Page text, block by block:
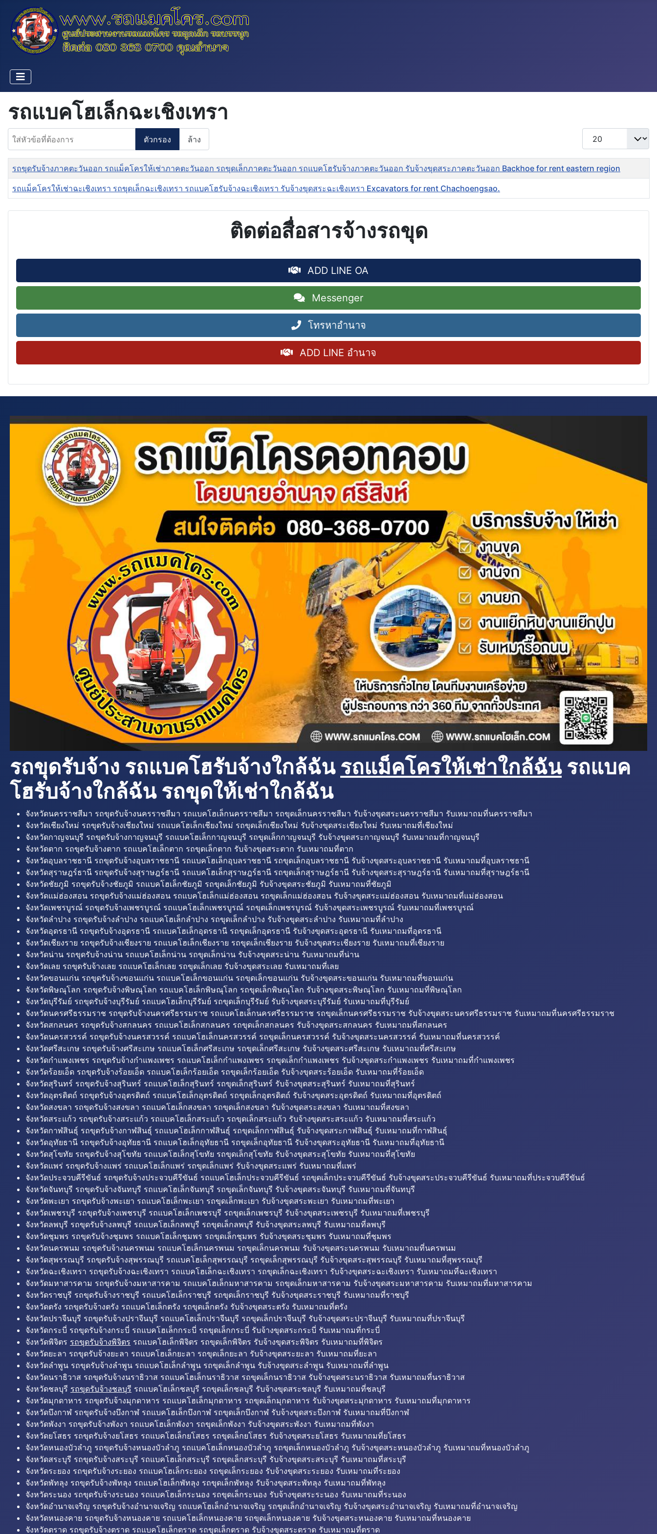
รถแบคโฮเล็กฉะเชิงเทรา
ใส่หัวข้อที่ต้องการ
ตัวกรอง ล้าง
แสดง #
ชื่อ
รถขุดรับจ้างภาคตะวันออก รถแม็คโครให้เช่าภาคตะวันออก รถขุดเล็กภาคตะวันออก รถแบคโฮรับจ้างภาคตะวันออก รับจ้างขุดสระภาคตะวันออก Backhoe for rent eastern region
รถแม็คโครให้เช่าฉะเชิงเทรา รถขุดเล็กฉะเชิงเทรา รถแบคโฮรับจ้างฉะเชิงเทรา รับจ้างขุดสระฉะเชิงเทรา Excavators for rent Chachoengsao.
ติดต่อสื่อสารจ้างรถขุด
ADD LINE OA
Messenger
โทรหาอำนาจ
ADD LINE อำนาจ
รถขุดรับจ้าง รถแบคโฮรับจ้างใกล้ฉัน รถแม็คโครให้เช่าใกล้ฉันรถแบค
โฮรับจ้างใกล้ฉัน รถขุดให้เช่าใกล้ฉัน
จังหวัดนครราชสีมา รถขุดรับจ้างนครราชสีมา รถแบคโฮเล็กนครราชสีมา รถขุดเล็กนครราชสีมา รับจ้างขุดสระนครราชสีมา รับเหมาถมที่นครราชสีมา
จังหวัดเชียงใหม่ รถขุดรับจ้างเชียงใหม่ รถแบคโฮเล็กเชียงใหม่ รถขุดเล็กเชียงใหม่ รับจ้างขุดสระเชียงใหม่ รับเหมาถมที่เชียงใหม่
จังหวัดกาญจนบุรี รถขุดรับจ้างกาญจนบุรี รถแบคโฮเล็กกาญจนบุรี รถขุดเล็กกาญจนบุรี รับจ้างขุดสระกาญจนบุรี รับเหมาถมที่กาญจนบุรี
จังหวัดตาก รถขุดรับจ้างตาก รถแบคโฮเล็กตาก รถขุดเล็กตาก รับจ้างขุดสระตาก รับเหมาถมที่ตาก
จังหวัดอุบลราชธานี รถขุดรับจ้างอุบลราชธานี รถแบคโฮเล็กอุบลราชธานี รถขุดเล็กอุบลราชธานี รับจ้างขุดสระอุบลราชธานี รับเหมาถมที่อุบลราชธานี
จังหวัดสุราษฎร์ธานี รถขุดรับจ้างสุราษฎร์ธานี รถแบคโฮเล็กสุราษฎร์ธานี รถขุดเล็กสุราษฎร์ธานี รับจ้างขุดสระสุราษฎร์ธานี รับเหมาถมที่สุราษฎร์ธานี
จังหวัดชัยภูมิ รถขุดรับจ้างชัยภูมิ รถแบคโฮเล็กชัยภูมิ รถขุดเล็กชัยภูมิ รับจ้างขุดสระชัยภูมิ รับเหมาถมที่ชัยภูมิ
จังหวัดแม่ฮ่องสอน รถขุดรับจ้างแม่ฮ่องสอน รถแบคโฮเล็กแม่ฮ่องสอน รถขุดเล็กแม่ฮ่องสอน รับจ้างขุดสระแม่ฮ่องสอน รับเหมาถมที่แม่ฮ่องสอน
จังหวัดเพชรบูรณ์ รถขุดรับจ้างเพชรบูรณ์ รถแบคโฮเล็กเพชรบูรณ์ รถขุดเล็กเพชรบูรณ์ รับจ้างขุดสระเพชรบูรณ์ รับเหมาถมที่เพชรบูรณ์
จังหวัดลำปาง รถขุดรับจ้างลำปาง รถแบคโฮเล็กลำปาง รถขุดเล็กลำปาง รับจ้างขุดสระลำปาง รับเหมาถมที่ลำปาง
จังหวัดอุดรธานี รถขุดรับจ้างอุดรธานี รถแบคโฮเล็กอุดรธานี รถขุดเล็กอุดรธานี รับจ้างขุดสระอุดรธานี รับเหมาถมที่อุดรธานี
จังหวัดเชียงราย รถขุดรับจ้างเชียงราย รถแบคโฮเล็กเชียงราย รถขุดเล็กเชียงราย รับจ้างขุดสระเชียงราย รับเหมาถมที่เชียงราย
จังหวัดน่าน รถขุดรับจ้างน่าน รถแบคโฮเล็กน่าน รถขุดเล็กน่าน รับจ้างขุดสระน่าน รับเหมาถมที่น่าน
จังหวัดเลย รถขุดรับจ้างเลย รถแบคโฮเล็กเลย รถขุดเล็กเลย รับจ้างขุดสระเลย รับเหมาถมที่เลย
จังหวัดขอนแก่น รถขุดรับจ้างขอนแก่น รถแบคโฮเล็กขอนแก่น รถขุดเล็กขอนแก่น รับจ้างขุดสระขอนแก่น รับเหมาถมที่ขอนแก่น
จังหวัดพิษณุโลก รถขุดรับจ้างพิษณุโลก รถแบคโฮเล็กพิษณุโลก รถขุดเล็กพิษณุโลก รับจ้างขุดสระพิษณุโลก รับเหมาถมที่พิษณุโลก
จังหวัดบุรีรัมย์ รถขุดรับจ้างบุรีรัมย์ รถแบคโฮเล็กบุรีรัมย์ รถขุดเล็กบุรีรัมย์ รับจ้างขุดสระบุรีรัมย์ รับเหมาถมที่บุรีรัมย์
จังหวัดนครศรีธรรมราช รถขุดรับจ้างนครศรีธรรมราช รถแบคโฮเล็กนครศรีธรรมราช รถขุดเล็กนครศรีธรรมราช รับจ้างขุดสระนครศรีธรรมราช รับเหมาถมที่นครศรีธรรมราช
จังหวัดสกลนคร รถขุดรับจ้างสกลนคร รถแบคโฮเล็กสกลนคร รถขุดเล็กสกลนคร รับจ้างขุดสระสกลนคร รับเหมาถมที่สกลนคร
จังหวัดนครสวรรค์ รถขุดรับจ้างนครสวรรค์ รถแบคโฮเล็กนครสวรรค์ รถขุดเล็กนครสวรรค์ รับจ้างขุดสระนครสวรรค์ รับเหมาถมที่นครสวรรค์
จังหวัดศรีสะเกษ รถขุดรับจ้างศรีสะเกษ รถแบคโฮเล็กศรีสะเกษ รถขุดเล็กศรีสะเกษ รับจ้างขุดสระศรีสะเกษ รับเหมาถมที่ศรีสะเกษ
จังหวัดกำแพงเพชร รถขุดรับจ้างกำแพงเพชร รถแบคโฮเล็กกำแพงเพชร รถขุดเล็กกำแพงเพชร รับจ้างขุดสระกำแพงเพชร รับเหมาถมที่กำแพงเพชร
จังหวัดร้อยเอ็ด รถขุดรับจ้างร้อยเอ็ด รถแบคโฮเล็กร้อยเอ็ด รถขุดเล็กร้อยเอ็ด รับจ้างขุดสระร้อยเอ็ด รับเหมาถมที่ร้อยเอ็ด
จังหวัดสุรินทร์ รถขุดรับจ้างสุรินทร์ รถแบคโฮเล็กสุรินทร์ รถขุดเล็กสุรินทร์ รับจ้างขุดสระสุรินทร์ รับเหมาถมที่สุรินทร์
จังหวัดอุตรดิตถ์ รถขุดรับจ้างอุตรดิตถ์ รถแบคโฮเล็กอุตรดิตถ์ รถขุดเล็กอุตรดิตถ์ รับจ้างขุดสระอุตรดิตถ์ รับเหมาถมที่อุตรดิตถ์
จังหวัดสงขลา รถขุดรับจ้างสงขลา รถแบคโฮเล็กสงขลา รถขุดเล็กสงขลา รับจ้างขุดสระสงขลา รับเหมาถมที่สงขลา
จังหวัดสระแก้ว รถขุดรับจ้างสระแก้ว รถแบคโฮเล็กสระแก้ว รถขุดเล็กสระแก้ว รับจ้างขุดสระสระแก้ว รับเหมาถมที่สระแก้ว
จังหวัดกาฬสินธุ์ รถขุดรับจ้างกาฬสินธุ์ รถแบคโฮเล็กกาฬสินธุ์ รถขุดเล็กกาฬสินธุ์ รับจ้างขุดสระกาฬสินธุ์ รับเหมาถมที่กาฬสินธุ์
จังหวัดอุทัยธานี รถขุดรับจ้างอุทัยธานี รถแบคโฮเล็กอุทัยธานี รถขุดเล็กอุทัยธานี รับจ้างขุดสระอุทัยธานี รับเหมาถมที่อุทัยธานี
จังหวัดสุโขทัย รถขุดรับจ้างสุโขทัย รถแบคโฮเล็กสุโขทัย รถขุดเล็กสุโขทัย รับจ้างขุดสระสุโขทัย รับเหมาถมที่สุโขทัย
จังหวัดแพร่ รถขุดรับจ้างแพร่ รถแบคโฮเล็กแพร่ รถขุดเล็กแพร่ รับจ้างขุดสระแพร่ รับเหมาถมที่แพร่
จังหวัดประจวบคีรีขันธ์ รถขุดรับจ้างประจวบคีรีขันธ์ รถแบคโฮเล็กประจวบคีรีขันธ์ รถขุดเล็กประจวบคีรีขันธ์ รับจ้างขุดสระประจวบคีรีขันธ์ รับเหมาถมที่ประจวบคีรีขันธ์
จังหวัดจันทบุรี รถขุดรับจ้างจันทบุรี รถแบคโฮเล็กจันทบุรี รถขุดเล็กจันทบุรี รับจ้างขุดสระจันทบุรี รับเหมาถมที่จันทบุรี
จังหวัดพะเยา รถขุดรับจ้างพะเยา รถแบคโฮเล็กพะเยา รถขุดเล็กพะเยา รับจ้างขุดสระพะเยา รับเหมาถมที่พะเยา
จังหวัดเพชรบุรี รถขุดรับจ้างเพชรบุรี รถแบคโฮเล็กเพชรบุรี รถขุดเล็กเพชรบุรี รับจ้างขุดสระเพชรบุรี รับเหมาถมที่เพชรบุรี
จังหวัดลพบุรี รถขุดรับจ้างลพบุรี รถแบคโฮเล็กลพบุรี รถขุดเล็กลพบุรี รับจ้างขุดสระลพบุรี รับเหมาถมที่ลพบุรี
จังหวัดชุมพร รถขุดรับจ้างชุมพร รถแบคโฮเล็กชุมพร รถขุดเล็กชุมพร รับจ้างขุดสระชุมพร รับเหมาถมที่ชุมพร
จังหวัดนครพนม รถขุดรับจ้างนครพนม รถแบคโฮเล็กนครพนม รถขุดเล็กนครพนม รับจ้างขุดสระนครพนม รับเหมาถมที่นครพนม
จังหวัดสุพรรณบุรี รถขุดรับจ้างสุพรรณบุรี รถแบคโฮเล็กสุพรรณบุรี รถขุดเล็กสุพรรณบุรี รับจ้างขุดสระสุพรรณบุรี รับเหมาถมที่สุพรรณบุรี
จังหวัดฉะเชิงเทรา รถขุดรับจ้างฉะเชิงเทรา รถแบคโฮเล็กฉะเชิงเทรา รถขุดเล็กฉะเชิงเทรา รับจ้างขุดสระฉะเชิงเทรา รับเหมาถมที่ฉะเชิงเทรา
จังหวัดมหาสารคาม รถขุดรับจ้างมหาสารคาม รถแบคโฮเล็กมหาสารคาม รถขุดเล็กมหาสารคาม รับจ้างขุดสระมหาสารคาม รับเหมาถมที่มหาสารคาม
จังหวัดราชบุรี รถขุดรับจ้างราชบุรี รถแบคโฮเล็กราชบุรี รถขุดเล็กราชบุรี รับจ้างขุดสระราชบุรี รับเหมาถมที่ราชบุรี
จังหวัดตรัง รถขุดรับจ้างตรัง รถแบคโฮเล็กตรัง รถขุดเล็กตรัง รับจ้างขุดสระตรัง รับเหมาถมที่ตรัง
จังหวัดปราจีนบุรี รถขุดรับจ้างปราจีนบุรี รถแบคโฮเล็กปราจีนบุรี รถขุดเล็กปราจีนบุรี รับจ้างขุดสระปราจีนบุรี รับเหมาถมที่ปราจีนบุรี
จังหวัดกระบี่ รถขุดรับจ้างกระบี่ รถแบคโฮเล็กกระบี่ รถขุดเล็กกระบี่ รับจ้างขุดสระกระบี่ รับเหมาถมที่กระบี่
จังหวัดพิจิตร รถขุดรับจ้างพิจิตร รถแบคโฮเล็กพิจิตร รถขุดเล็กพิจิตร รับจ้างขุดสระพิจิตร รับเหมาถมที่พิจิตร
จังหวัดยะลา รถขุดรับจ้างยะลา รถแบคโฮเล็กยะลา รถขุดเล็กยะลา รับจ้างขุดสระยะลา รับเหมาถมที่ยะลา
จังหวัดลำพูน รถขุดรับจ้างลำพูน รถแบคโฮเล็กลำพูน รถขุดเล็กลำพูน รับจ้างขุดสระลำพูน รับเหมาถมที่ลำพูน
จังหวัดนราธิวาส รถขุดรับจ้างนราธิวาส รถแบคโฮเล็กนราธิวาส รถขุดเล็กนราธิวาส รับจ้างขุดสระนราธิวาส รับเหมาถมที่นราธิวาส
จังหวัดชลบุรี รถขุดรับจ้างชลบุรี รถแบคโฮเล็กชลบุรี รถขุดเล็กชลบุรี รับจ้างขุดสระชลบุรี รับเหมาถมที่ชลบุรี
จังหวัดมุกดาหาร รถขุดรับจ้างมุกดาหาร รถแบคโฮเล็กมุกดาหาร รถขุดเล็กมุกดาหาร รับจ้างขุดสระมุกดาหาร รับเหมาถมที่มุกดาหาร
จังหวัดบึงกาฬ รถขุดรับจ้างบึงกาฬ รถแบคโฮเล็กบึงกาฬ รถขุดเล็กบึงกาฬ รับจ้างขุดสระบึงกาฬ รับเหมาถมที่บึงกาฬ
จังหวัดพังงา รถขุดรับจ้างพังงา รถแบคโฮเล็กพังงา รถขุดเล็กพังงา รับจ้างขุดสระพังงา รับเหมาถมที่พังงา
จังหวัดยโสธร รถขุดรับจ้างยโสธร รถแบคโฮเล็กยโสธร รถขุดเล็กยโสธร รับจ้างขุดสระยโสธร รับเหมาถมที่ยโสธร
จังหวัดหนองบัวลำภู รถขุดรับจ้างหนองบัวลำภู รถแบคโฮเล็กหนองบัวลำภู รถขุดเล็กหนองบัวลำภู รับจ้างขุดสระหนองบัวลำภู รับเหมาถมที่หนองบัวลำภู
จังหวัดสระบุรี รถขุดรับจ้างสระบุรี รถแบคโฮเล็กสระบุรี รถขุดเล็กสระบุรี รับจ้างขุดสระสระบุรี รับเหมาถมที่สระบุรี
จังหวัดระยอง รถขุดรับจ้างระยอง รถแบคโฮเล็กระยอง รถขุดเล็กระยอง รับจ้างขุดสระระยอง รับเหมาถมที่ระยอง
จังหวัดพัทลุง รถขุดรับจ้างพัทลุง รถแบคโฮเล็กพัทลุง รถขุดเล็กพัทลุง รับจ้างขุดสระพัทลุง รับเหมาถมที่พัทลุง
จังหวัดระนอง รถขุดรับจ้างระนอง รถแบคโฮเล็กระนอง รถขุดเล็กระนอง รับจ้างขุดสระระนอง รับเหมาถมที่ระนอง
จังหวัดอำนาจเจริญ รถขุดรับจ้างอำนาจเจริญ รถแบคโฮเล็กอำนาจเจริญ รถขุดเล็กอำนาจเจริญ รับจ้างขุดสระอำนาจเจริญ รับเหมาถมที่อำนาจเจริญ
จังหวัดหนองคาย รถขุดรับจ้างหนองคาย รถแบคโฮเล็กหนองคาย รถขุดเล็กหนองคาย รับจ้างขุดสระหนองคาย รับเหมาถมที่หนองคาย
จังหวัดตราด รถขุดรับจ้างตราด รถแบคโฮเล็กตราด รถขุดเล็กตราด รับจ้างขุดสระตราด รับเหมาถมที่ตราด